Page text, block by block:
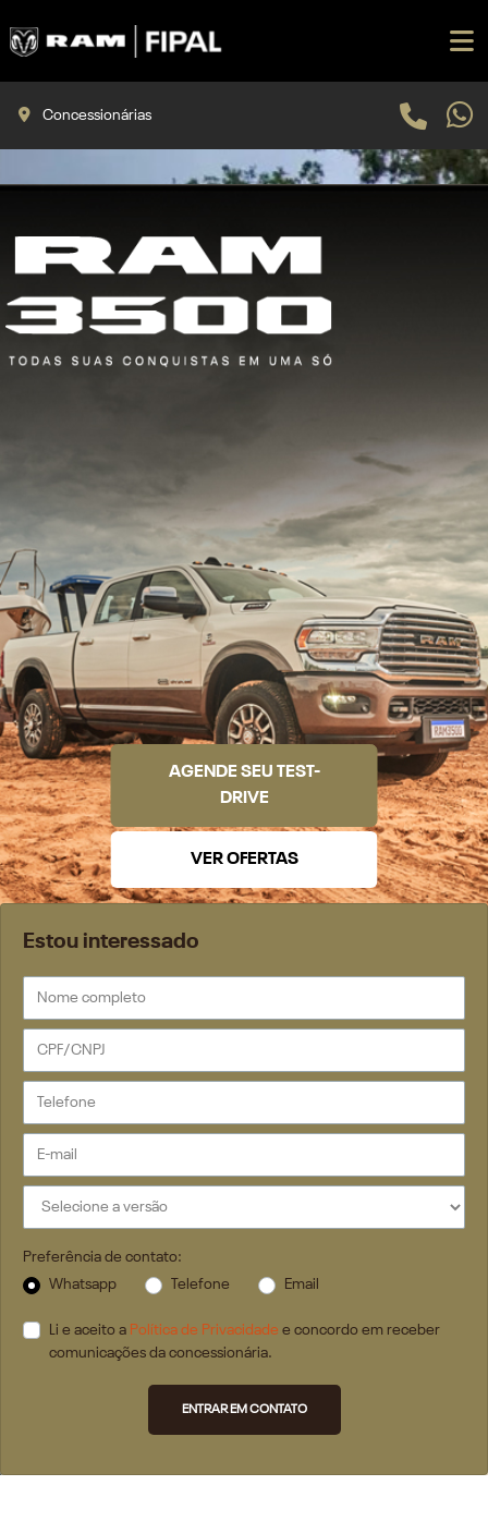
Concessionárias
Estou interessado
Preferência de contato:
Whatsapp
Telefone Email
Li e aceito a Política de Privacidade e concordo em receber
comunicações da concessionária.
ENTRAR EM CONTATO
AGENDE SEU TEST-
DRIVE
VER OFERTAS